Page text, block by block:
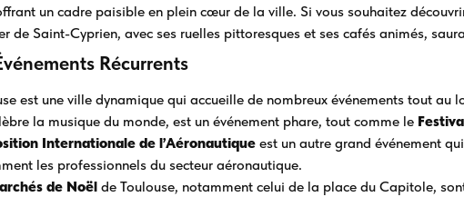
un cadre paisible en plein cœur de la ville. Si vous souhaitez
de Saint-Cyprien, avec ses ruelles pittoresques et ses cafés animés,
Récurrents
est une ville dynamique qui accueille de nombreux événements tout au
la musique du monde, est un événement phare, tout comme le
Internationale de l’Aéronautique est un autre grand événement
les professionnels du secteur aéronautique.
de Noël de Toulouse, notamment celui de la place du Capitole,